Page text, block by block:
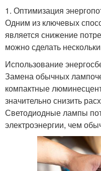
1. Оптимизация
Одним из ключевых
является снижение
можно сделать
Использование
Замена обычных
компактные
значительно снизить
Светодиодные лампы
электроэнергии, чем